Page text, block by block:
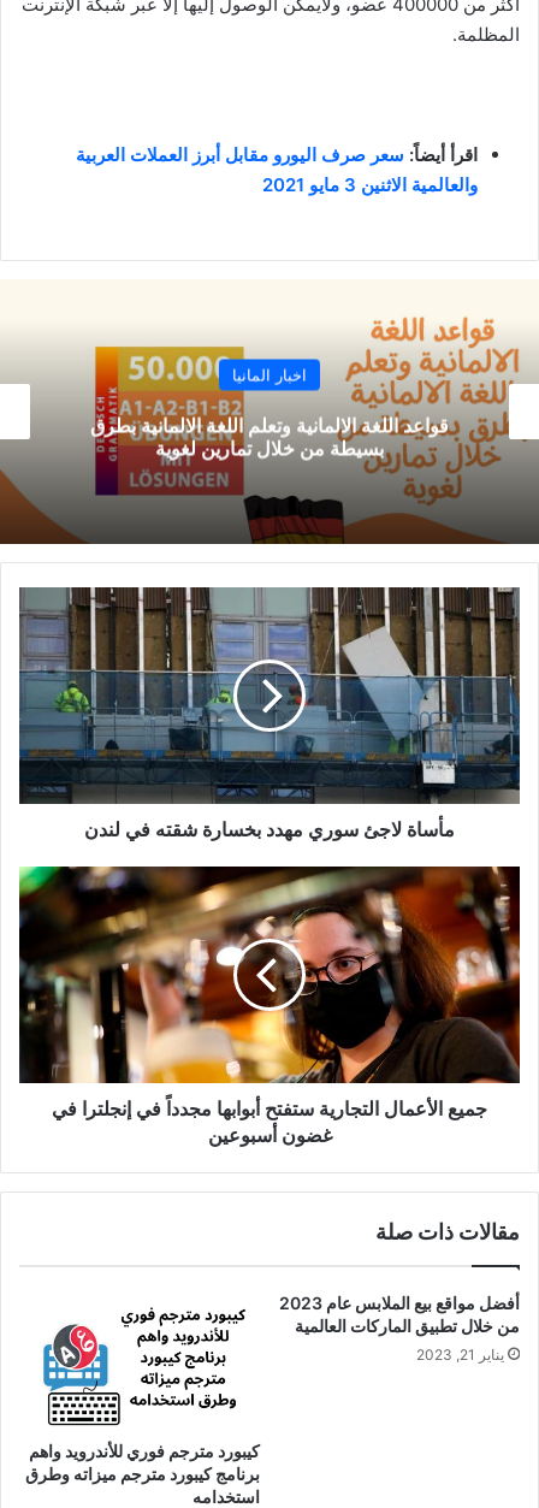
أكثر من 400000 عضو، ولايمكن الوصول إليها إلا عبر شبكة الإنترنت
المظلمة.
اقرأ أيضاً: سعر صرف اليورو مقابل أبرز العملات العربية
والعالمية الاثنين 3 مايو 2021
اخبار المانيا
قواعد اللغة الالمانية وتعلم اللغة الالمانية بطرق
بسيطة من خلال تمارين لغوية
مأساة
لاجئ
سوري
مهدد
بخسارة
شقته
في
لندن
مأساة لاجئ سوري مهدد بخسارة شقته في لندن
جميع
الأعمال
التجارية
ستفتح
أبوابها
في
إنجلترا
في
غضونجميع الأعمال التجارية ستفتح أبوابها مجدداً في إنجلترا في
غضون أسبوعين
مقالات ذات صلة
أفضل مواقع بيع الملابس عام 2023
من خلال تطبيق الماركات العالمية
يناير 21, 2023
كيبورد مترجم فوري للأندرويد واهم
برنامج كيبورد مترجم ميزاته وطرق
استخدامه